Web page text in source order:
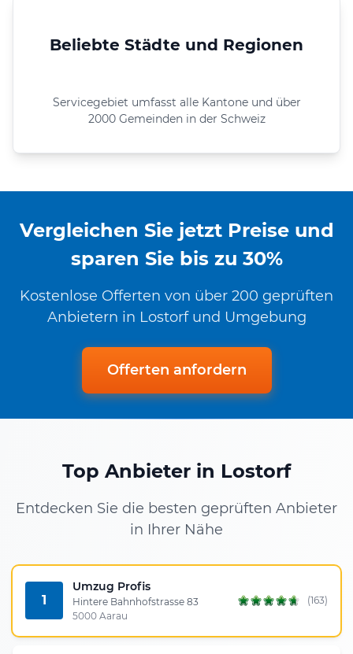
Beliebte Städte und Regionen
Servicegebiet umfasst alle Kantone und über
2000 Gemeinden in der Schweiz
Vergleichen Sie jetzt Preise und
sparen Sie bis zu 30%
Kostenlose Offerten von über 200 geprüften
Anbietern in Lostorf und Umgebung
Offerten anfordern
Top Anbieter in Lostorf
Entdecken Sie die besten geprüften Anbieter
in Ihrer Nähe
1
Umzug Profis
Hintere Bahnhofstrasse 83
5000 Aarau
(163)